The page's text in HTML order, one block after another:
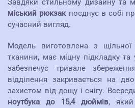
Завдяки стильному дизайну та
міський рюкзакпоєднує в собі
сучасний вигляд.
Модель виготовлена з щільної
тканини, має міцну підкладку
забезпечує тривале
відділення закривається на
захистом від дощу і снігу.
ноутбука до 15,4 дюймів, який